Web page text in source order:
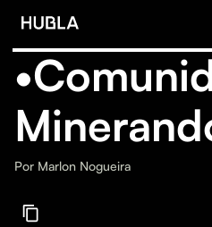
Por Marlon Nogueira